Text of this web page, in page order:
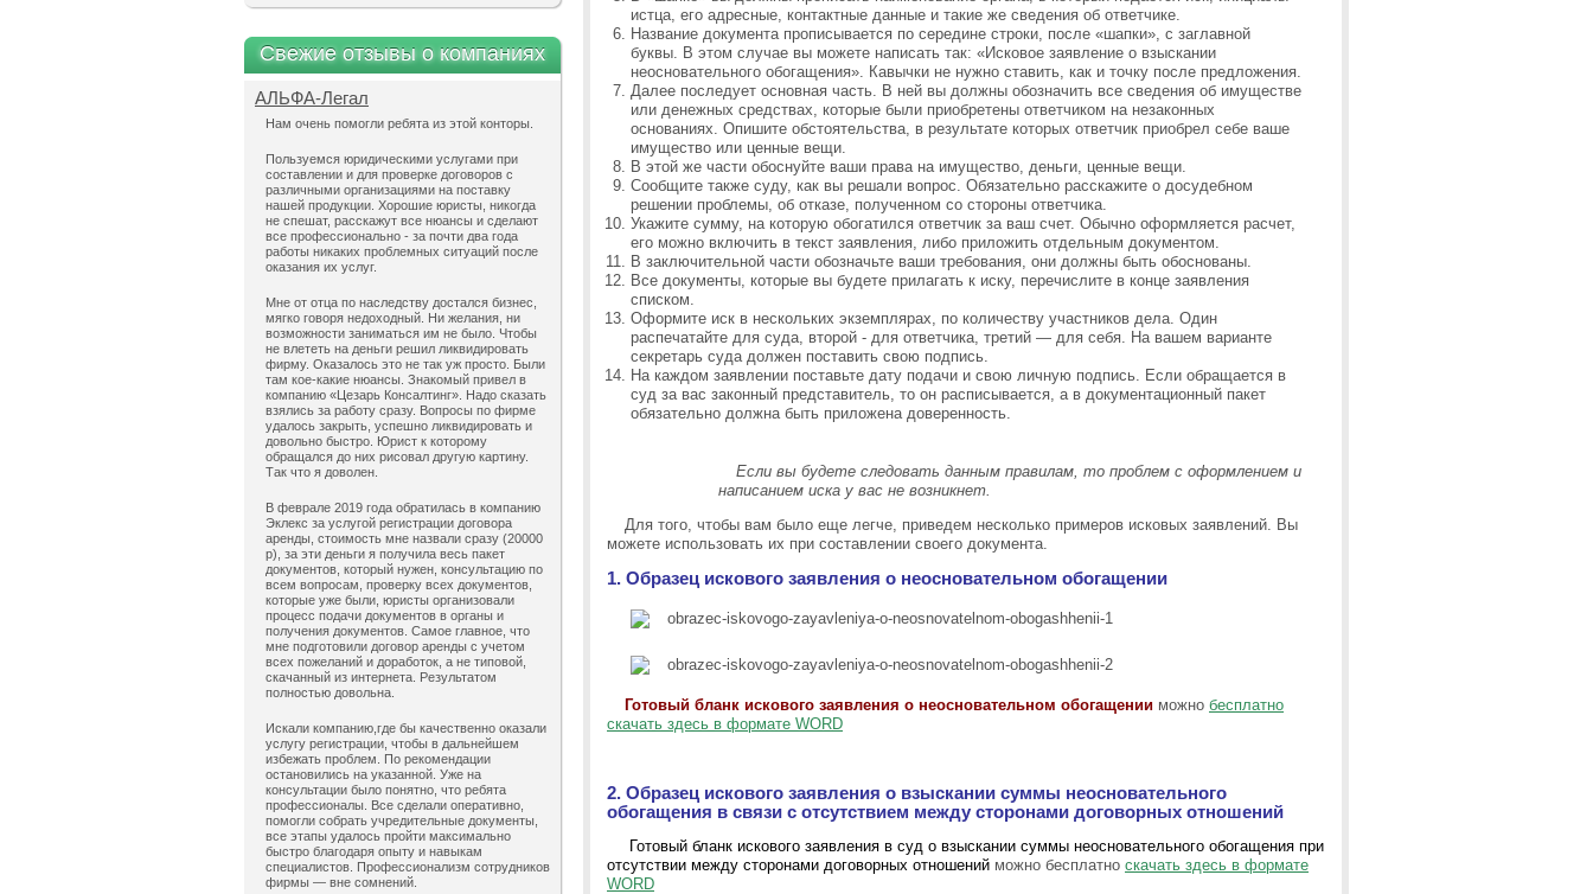
Свежие отзывы о компаниях
АЛЬФА-Легал
Нам очень помогли ребята из этой конторы.
Пользуемся юридическими услугами при
составлении и для проверке договоров с
различными организациями на поставку
нашей продукции. Хорошие юристы, никогда
не спешат, расскажут все нюансы и сделают
все профессионально - за почти два года
работы никаких проблемных ситуаций после
оказания их услуг.
Мне от отца по наследству достался бизнес,
мягко говоря недоходный. Ни желания, ни
возможности заниматься им не было. Чтобы
не влететь на деньги решил ликвидировать
фирму. Оказалось это не так уж просто. Были
там кое-какие нюансы. Знакомый привел в
компанию «Цезарь Консалтинг». Надо сказать
взялись за работу сразу. Вопросы по фирме
удалось закрыть, успешно ликвидировать и
довольно быстро. Юрист к которому
обращался до них рисовал другую картину.
Так что я доволен.
В феврале 2019 года обратилась в компанию
Эклекс за услугой регистрации договора
аренды, стоимость мне назвали сразу (20000
р), за эти деньги я получила весь пакет
документов, который нужен, консультацию по
всем вопросам, проверку всех документов,
которые уже были, юристы организовали
процесс подачи документов в органы и
получения документов. Самое главное, что
мне подготовили договор аренды с учетом
всех пожеланий и доработок, а не типовой,
скачанный из интернета. Результатом
полностью довольна.
Искали компанию,где бы качественно оказали
услугу регистрации, чтобы в дальнейшем
избежать проблем. По рекомендации
остановились на указанной. Уже на
консультации было понятно, что ребята
профессионалы. Все сделали оперативно,
помогли собрать учредительные документы,
все этапы удалось пройти максимально
быстро благодаря опыту и навыкам
специалистов. Профессионализм сотрудников
фирмы — вне сомнений.
истца, его адресные, контактные данные и такие же сведения об ответчике.
Название документа прописывается по середине строки, после «шапки», с заглавной
буквы. В этом случае вы можете написать так: «Исковое заявление о взыскании
неосновательного обогащения». Кавычки не нужно ставить, как и точку после предложения.
Далее последует основная часть. В ней вы должны обозначить все сведения об имуществе
или денежных средствах, которые были приобретены ответчиком на незаконных
основаниях. Опишите обстоятельства, в результате которых ответчик приобрел себе ваше
имущество или ценные вещи.
В этой же части обоснуйте ваши права на имущество, деньги, ценные вещи.
Сообщите также суду, как вы решали вопрос. Обязательно расскажите о досудебном
решении проблемы, об отказе, полученном со стороны ответчика.
Укажите сумму, на которую обогатился ответчик за ваш счет. Обычно оформляется расчет,
его можно включить в текст заявления, либо приложить отдельным документом.
В заключительной части обозначьте ваши требования, они должны быть обоснованы.
Все документы, которые вы будете прилагать к иску, перечислите в конце заявления
списком.
Оформите иск в нескольких экземплярах, по количеству участников дела. Один
распечатайте для суда, второй - для ответчика, третий — для себя. На вашем варианте
секретарь суда должен поставить свою подпись.
На каждом заявлении поставьте дату подачи и свою личную подпись. Если обращается в
суд за вас законный представитель, то он расписывается, а в документационный пакет
обязательно должна быть приложена доверенность.
Если вы будете следовать данным правилам, то проблем с оформлением и
написанием иска у вас не возникнет.
Для того, чтобы вам было еще легче, приведем несколько примеров исковых заявлений. Вы
можете использовать их при составлении своего документа.
1. Образец искового заявления о неосновательном обогащении
Готовый бланк искового заявления о неосновательном обогащении можно бесплатно
скачать здесь в формате WORD
2. Образец искового заявления о взыскании суммы неосновательного
обогащения в связи с отсутствием между сторонами договорных отношений
Готовый бланк искового заявления в суд о взыскании суммы неосновательного обогащения при
отсутствии между сторонами договорных отношений можно бесплатно скачать здесь в формате
WORD